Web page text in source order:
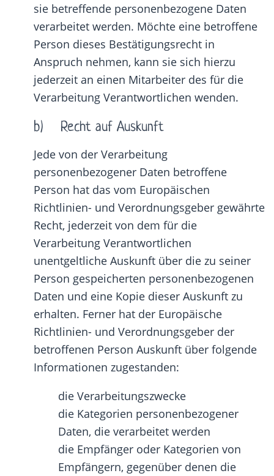
sie betreffende personenbezogene Daten
verarbeitet werden. Möchte eine betroffene
Person dieses Bestätigungsrecht in
Anspruch nehmen, kann sie sich hierzu
jederzeit an einen Mitarbeiter des für die
Verarbeitung Verantwortlichen wenden.
b) Recht auf Auskunft
Jede von der Verarbeitung
personenbezogener Daten betroffene
Person hat das vom Europäischen
Richtlinien- und Verordnungsgeber gewährte
Recht, jederzeit von dem für die
Verarbeitung Verantwortlichen
unentgeltliche Auskunft über die zu seiner
Person gespeicherten personenbezogenen
Daten und eine Kopie dieser Auskunft zu
erhalten. Ferner hat der Europäische
Richtlinien- und Verordnungsgeber der
betroffenen Person Auskunft über folgende
Informationen zugestanden:
die Verarbeitungszwecke
die Kategorien personenbezogener
Daten, die verarbeitet werden
die Empfänger oder Kategorien von
Empfängern, gegenüber denen die